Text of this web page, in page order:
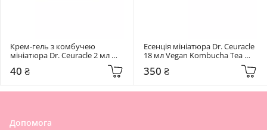
Крем-гель з комбучею
мініатюра Dr. Ceuracle 2 мл
Cream
40 ₴
Есенція мініатюра Dr. Ceuracle
18 мл Vegan Kombucha Tea
350 ₴
Допомога